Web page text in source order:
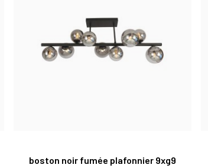
boston noir fumée plafonnier 9xg9